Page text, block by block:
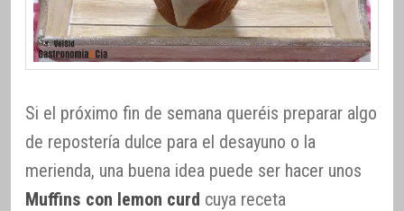
Si el próximo fin de semana queréis preparar algo
de repostería dulce para el desayuno o la
merienda, una buena idea puede ser hacer unos
Muffins con lemon curd cuya receta